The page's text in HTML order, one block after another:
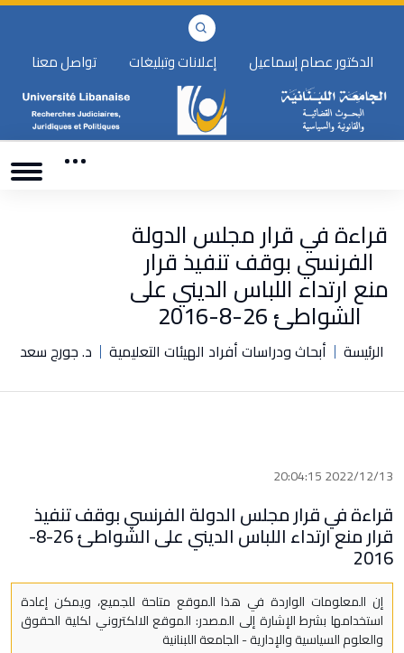
الدكتور عصام إسماعيل إعلانات وتبليغات تواصل معنا
قراءة في قرار مجلس الدولة
الفرنسي بوقف تنفيذ قرار
منع ارتداء اللباس الديني على
الشواطئ 26-8-2016
الرئيسة أبحاث ودراسات أفراد الهيئات التعليمية د. جورج سعد
2022/12/13 20:04:15
قراءة في قرار مجلس الدولة الفرنسي بوقف تنفيذ
قرار منع ارتداء اللباس الديني على الشواطئ 26-8-
2016
إن المعلومات الواردة في هذا الموقع متاحة للجميع، ويمكن إعادة
استخدامها بشرط الإشارة إلى المصدر: الموقع الالكتروني لكلية الحقوق
والعلوم السياسية والإدارية - الجامعة اللبنانية